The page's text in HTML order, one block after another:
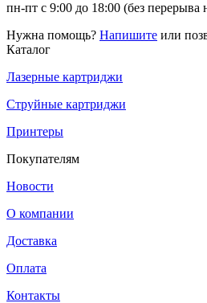
пн-пт с 9:00 до 18:00 (без перерыва
Нужна помощь? Напишите или
Каталог
Лазерные картриджи
Струйные картриджи
Принтеры
Покупателям
Новости
О компании
Доставка
Оплата
Контакты